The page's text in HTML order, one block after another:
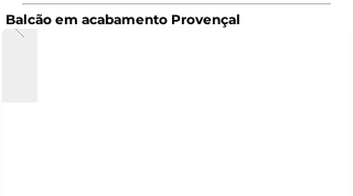
Balcão em acabamento Provençal